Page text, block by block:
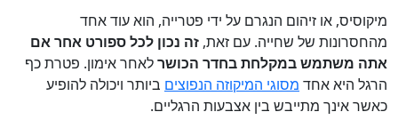
מיקוסיס, או זיהום הנגרם על ידי פטרייה, הוא עוד אחד
מהחסרונות של שחייה. עם זאת, זה נכון לכל ספורט אחר אם
אתה משתמש במקלחת בחדר הכושרלאחר אימון. פטרת כף
הרגל היא אחד מסוגי המיקוזה הנפוצים ביותר ויכולה להופיע
כאשר אינך מתייבש בין אצבעות הרגליים.